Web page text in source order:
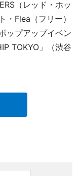
（レッド・ホッ
・Flea（フリー）
ップアップイベン
TOKYO」（渋谷